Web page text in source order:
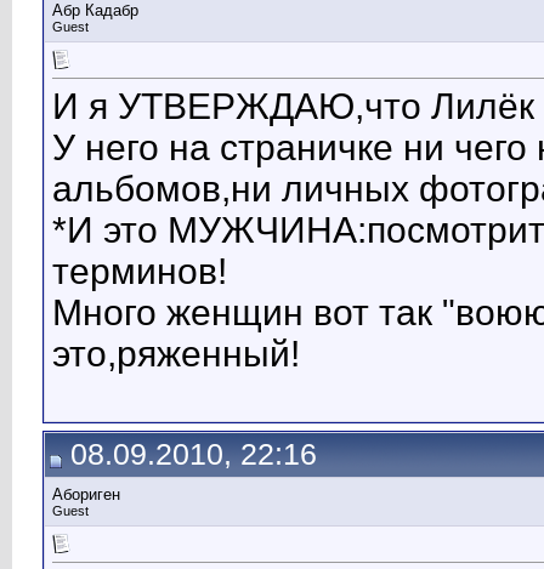
Абр Кадабр
Guest
И я УТВЕРЖДАЮ,что
У него на страничке ни
альбомов,ни личных
*И это
терминов!
Много женщин вот так
это,ряженный!
08.09.2010, 22:16
Абориген
Guest